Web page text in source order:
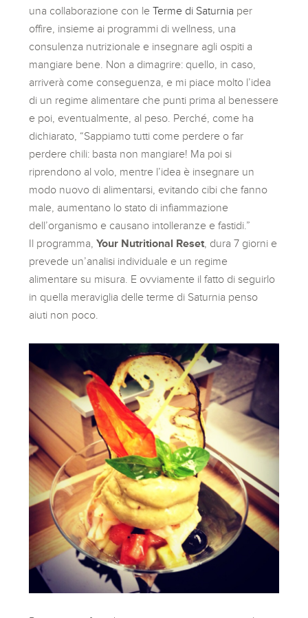
una collaborazione con leTerme di Saturnia per
offire, insieme ai programmi di wellness, una
consulenza nutrizionale e insegnare agli ospiti a
mangiare bene. Non a dimagrire: quello, in caso,
arriverà come conseguenza, e mi piace molto l’idea
di un regime alimentare che punti prima al benessere
e poi, eventualmente, al peso. Perché, come ha
dichiarato, “Sappiamo tutti come perdere o far
perdere chili: basta non mangiare! Ma poi si
riprendono al volo, mentre l’idea è insegnare un
modo nuovo di alimentarsi, evitando cibi che fanno
male, aumentano lo stato di infiammazione
dell’organismo e causano intolleranze e fastidi.”
Il programma,Your Nutritional Reset , dura 7 giorni e
prevede un’analisi individuale e un regime
alimentare su misura. E ovviamente il fatto di seguirlo
in quella meraviglia delle terme di Saturnia penso
aiuti non poco.